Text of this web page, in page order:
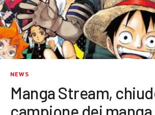
NEWS
Manga Stream,
campione dei